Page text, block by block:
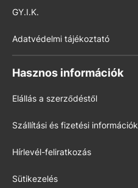
GY.I.K.
Adatvédelmi tájékoztató
Hasznos információk
Elállás a szerződéstől
Szállítási és fizetési információk
Hírlevél-feliratkozás
Sütikezelés